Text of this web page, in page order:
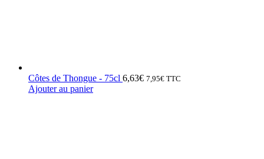
Côtes de Thongue - 75cl 6,63€ 7,95€ TTC
Ajouter au panier